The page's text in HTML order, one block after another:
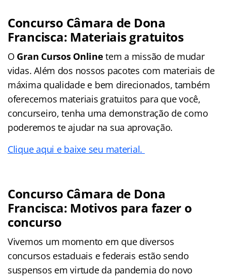
Concurso Câmara de Dona
Francisca: Materiais gratuitos
O Gran Cursos Online tem a missão de mudar
vidas. Além dos nossos pacotes com materiais de
máxima qualidade e bem direcionados, também
oferecemos materiais gratuitos para que você,
concurseiro, tenha uma demonstração de como
poderemos te ajudar na sua aprovação.
Clique aqui e baixe seu material.
Concurso Câmara de Dona
Francisca: Motivos para fazer o
concurso
Vivemos um momento em que diversos
concursos estaduais e federais estão sendo
suspensos em virtude da pandemia do novo